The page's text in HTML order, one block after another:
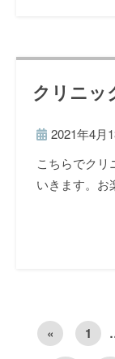
クリニッ
2021年4月
こちらでクリ
いきます。
« 1